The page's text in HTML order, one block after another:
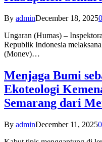
By adminDecember 18, 20250
Ungaran (Humas) –
Republik Indonesia
(Monev)…
Menjaga Bumi
Ekoteologi
Semarang dari
By adminDecember 11, 20250